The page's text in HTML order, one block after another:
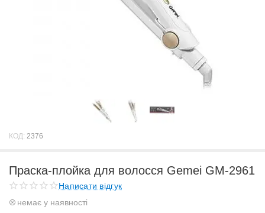
КОД: 2376
Праска-плойка для волосся Gemei GM-2961
Написати відгук
немає у наявності